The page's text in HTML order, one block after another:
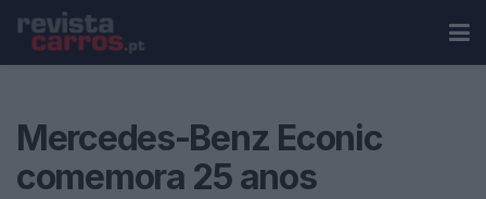
Mercedes-Benz Econic
comemora 25 anos